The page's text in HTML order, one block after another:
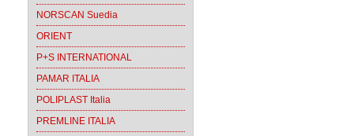
NORSCAN Suedia
ORIENT
P+S INTERNATIONAL
PAMAR ITALIA
POLIPLAST Italia
PREMLINE ITALIA